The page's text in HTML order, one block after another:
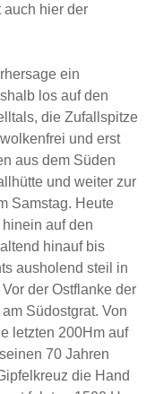
auch hier der
ein
los auf den
die Zufallspitze
und erst
aus dem Süden
und weiter zur
Samstag. Heute
auf den
hinauf bis
ausholend steil in
der Ostflanke der
Südostgrat. Von
letzten 200Hm auf
70 Jahren
die Hand